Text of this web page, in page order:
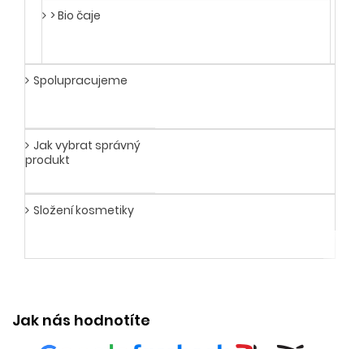
> Bio čaje
Spolupracujeme
Jak vybrat správný
produkt
Složení kosmetiky
Jak nás hodnotíte